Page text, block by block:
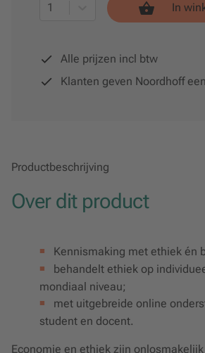
Productbeschrijving
Over dit product
Kennismaking met ethiek én
behandelt ethiek op
mondiaal niveau;
met uitgebreide online
student en docent.
Economie en ethiek zijn
1 In
Alle prijzen incl btw
Klanten geven Noordhoff